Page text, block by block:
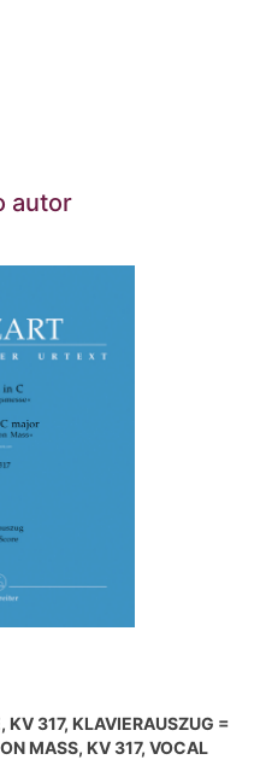
autor
KV 317, KLAVIERAUSZUG =
MASS, KV 317, VOCAL